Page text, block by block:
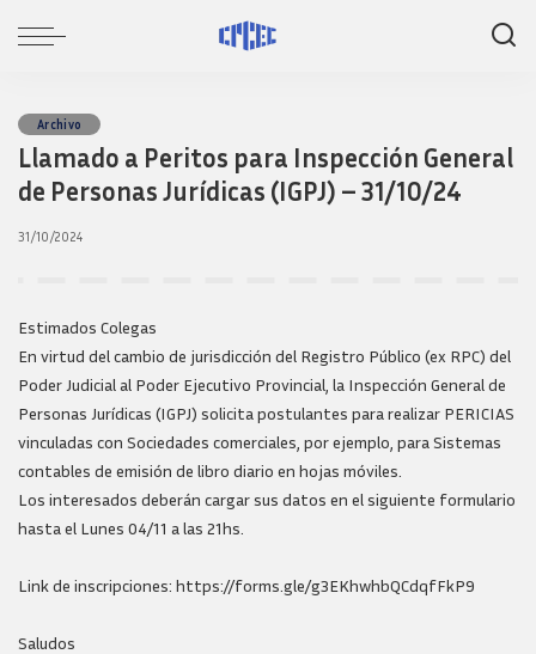
Archivo
Llamado a Peritos para Inspección General
de Personas Jurídicas (IGPJ) – 31/10/24
31/10/2024
Estimados Colegas
En virtud del cambio de jurisdicción del Registro Público (ex RPC) del
Poder Judicial al Poder Ejecutivo Provincial, la Inspección General de
Personas Jurídicas (IGPJ) solicita postulantes para realizar PERICIAS
vinculadas con Sociedades comerciales, por ejemplo, para Sistemas
contables de emisión de libro diario en hojas móviles.
Los interesados deberán cargar sus datos en el siguiente formulario
hasta el Lunes 04/11 a las 21hs.
Link de inscripciones: https://forms.gle/g3EKhwhbQCdqfFkP9
Saludos